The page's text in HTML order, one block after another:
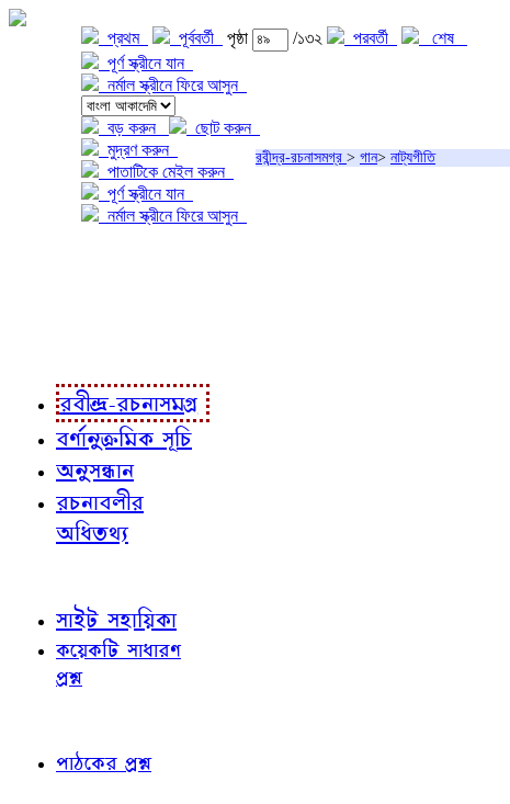
প্রথম পূর্ববর্তী পৃষ্ঠা /১৩২ পরবর্তী
শেষ
পূর্ণ স্ক্রীনে যান
নর্মাল স্ক্রীনে ফিরে আসুন
বড় করুন
ছোট করুন
মুদ্রণ করুন
পাতাটিকে মেইল করুন
পূর্ণ স্ক্রীনে যান
নর্মাল স্ক্রীনে ফিরে আসুন
রবীন্দ্র-রচনাসমগ্র > গান> নাট্যগীতি
রবীন্দ্র-রচনাসমগ্র
বর্ণানুক্রমিক সূচি
অনুসন্ধান
রচনাবলীর
অধিতথ্য
সাইট সহায়িকা
কয়েকটি সাধারণ
প্রশ্ন
পাঠকের প্রশ্ন